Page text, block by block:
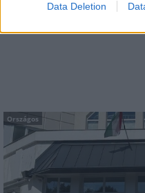
Data Deletion
Országos